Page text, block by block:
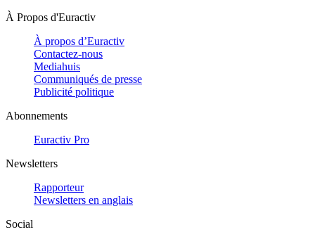
À Propos d'Euractiv
À propos d’Euractiv
Contactez-nous
Mediahuis
Communiqués de presse
Publicité politique
Abonnements
Euractiv Pro
Newsletters
Rapporteur
Newsletters en anglais
Social